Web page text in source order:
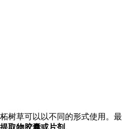
树草可以以不同的形式使用。最